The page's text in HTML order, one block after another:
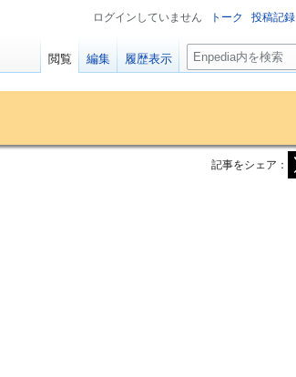
記事をシェア：
ログインしていません トーク 投稿記録
閲覧 編集 履歴表示
検
索